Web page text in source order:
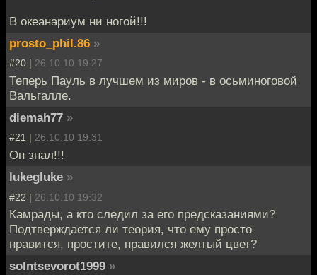
В океанариум ни ногой!!!
prosto_phil.86 »
#20 | 26.10.10 19:27
Теперь Пауль в лучшем из миров - в осьминоговой
Вальгалле.
diemah77 »
#21 | 26.10.10 19:31
Он знал!!!
lukegluke »
#22 | 26.10.10 19:32
Камрады, а кто следил за его предсказаниями?
Подтверждается ли теория, что ему просто
нравится, простите, нравился желтый цвет?
solntsevorot1999 »